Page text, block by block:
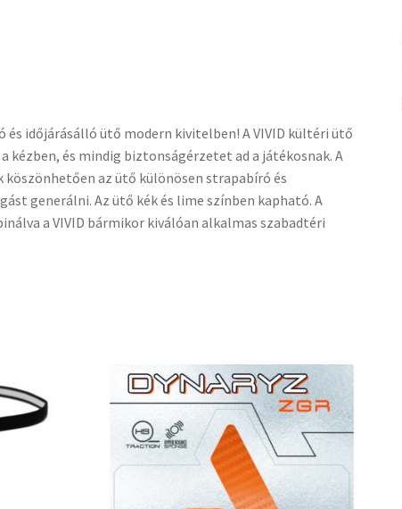
és időjárásálló ütő modern kivitelben! A VIVID kültéri ütő
kézben, és mindig biztonságérzetet ad a játékosnak. A
az ütő különösen strapabíró és
generálni. Az ütő kék és lime színben kapható. A
a VIVID bármikor kiválóan alkalmas szabadtéri